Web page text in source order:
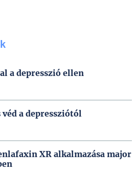
a depresszió ellen
a depressziótól
XR alkalmazása major